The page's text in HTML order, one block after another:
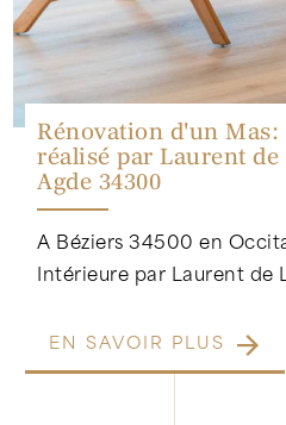
Rénovation d'un
réalisé par Laurent
Agde 34300
A Béziers 34500 en
Intérieure par Laurent
EN SAVOIR PLUS